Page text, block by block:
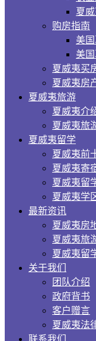
夏
购房指南
美
美
夏威夷买
夏威夷房
夏威夷旅游
夏威夷介
夏威夷旅
夏威夷留学
夏威夷前
夏威夷寄
夏威夷留
夏威夷学
最新资讯
夏威夷房
夏威夷旅
夏威夷留
关于我们
团队介绍
政府背书
客户赠言
夏威夷法
联系我们